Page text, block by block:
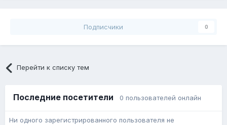
Подписчики 0
Перейти к списку тем
Последние посетители 0 пользователей онлайн
Ни одного зарегистрированного пользователя не